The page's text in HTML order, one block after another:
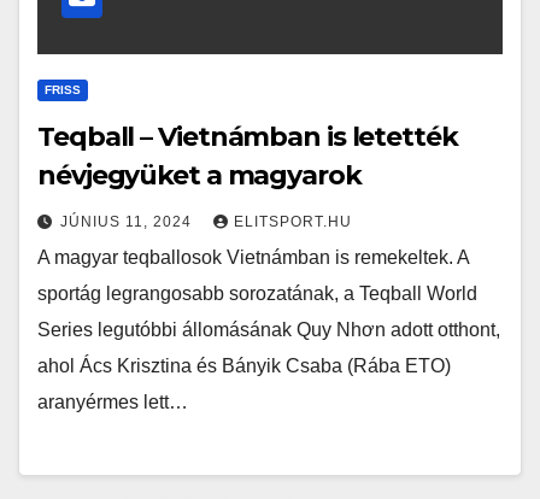
FRISS
Teqball – Vietnámban is letették
névjegyüket a magyarok
JÚNIUS 11, 2024 ELITSPORT.HU
A magyar teqballosok Vietnámban is remekeltek. A
sportág legrangosabb sorozatának, a Teqball World
Series legutóbbi állomásának Quy Nhơn adott otthont,
ahol Ács Krisztina és Bányik Csaba (Rába ETO)
aranyérmes lett…